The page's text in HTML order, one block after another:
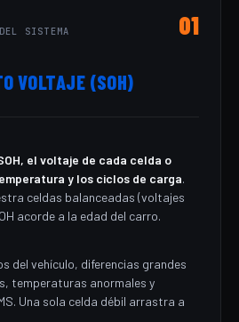
SISTEMA
VOLTAJE (SOH)
01
el voltaje de cada celda o
y los ciclos de carga.
celdas balanceadas (voltajes
acorde a la edad del carro.
del vehículo, diferencias grandes
temperaturas anormales y
Una sola celda débil arrastra a